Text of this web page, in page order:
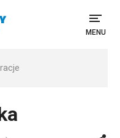
MENU